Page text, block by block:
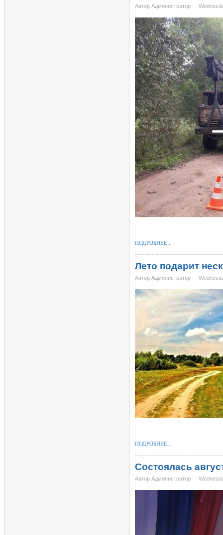
Автор Администратор
ПОДРОБНЕЕ...
Лето подарит
Автор Администратор
ПОДРОБНЕЕ...
Состоялась
Автор Администратор